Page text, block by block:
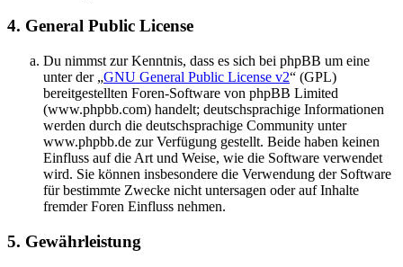
4. General Public License
Du nimmst zur Kenntnis, dass es sich bei phpBB um eine
unter der „GNU General Public License v2“ (GPL)
bereitgestellten Foren-Software von phpBB Limited
(www.phpbb.com) handelt; deutschsprachige Informationen
werden durch die deutschsprachige Community unter
www.phpbb.de zur Verfügung gestellt. Beide haben keinen
Einfluss auf die Art und Weise, wie die Software verwendet
wird. Sie können insbesondere die Verwendung der Software
für bestimmte Zwecke nicht untersagen oder auf Inhalte
fremder Foren Einfluss nehmen.
5. Gewährleistung